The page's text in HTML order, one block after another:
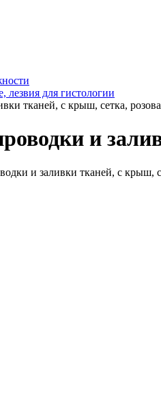
для гистологии
тканей, с крыш, сетка,
и